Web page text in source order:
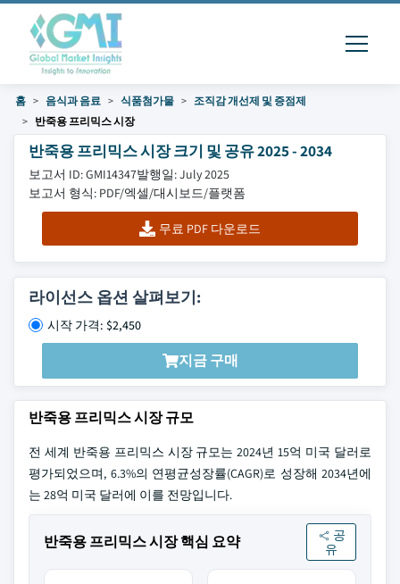
홈 음식과 음료 식품첨가물
조직감 개선제 및 증점제
반죽용 프리믹스 시장
반죽용 프리믹스 시장 크기 및 공유 2025 - 2034
보고서 ID: GMI14347발행일: July 2025
보고서 형식: PDF/엑셀/대시보드/플랫폼
무료 PDF 다운로드
라이선스 옵션 살펴보기:
시작 가격: $2,450
지금 구매
반죽용 프리믹스 시장 규모
전 세계 반죽용 프리믹스 시장 규모는 2024년 15억 미국 달러로
평가되었으며, 6.3%의 연평균성장률(CAGR)로 성장해 2034년에
는 28억 미국 달러에 이를 전망입니다.
반죽용 프리믹스 시장 핵심 요약
공
유